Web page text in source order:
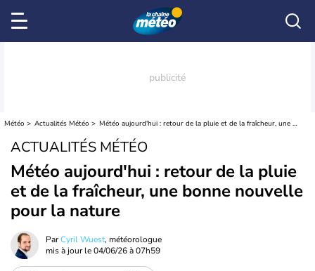
Météo Actualités Météo Météo aujourd'hui : retour de la pluie et de la fraîcheur, une bonne nouvelle pour la nature
ACTUALITÉS MÉTÉO
Météo aujourd'hui : retour de la pluie
et de la fraîcheur, une bonne nouvelle
pour la nature
ParCyril Wuest, météorologue
mis à jour le04/06/26 à 07h59